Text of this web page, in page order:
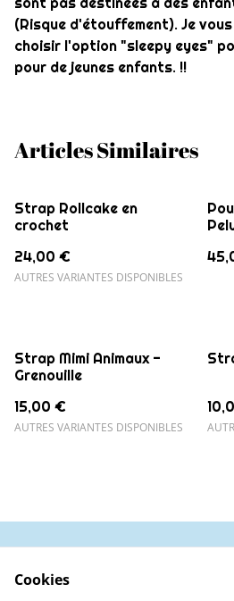
(Risque d'étouffement). Je
choisir l'option "sleepy eyes"
pour de jeunes enfants. !!
Articles Similaires
Strap Rollcake en
crochet
24,00 €
AUTRES VARIANTES DISPONIBLES
Strap Mimi Animaux -
Grenouille
15,00 €
AUTRES VARIANTES DISPONIBLES
Cookies